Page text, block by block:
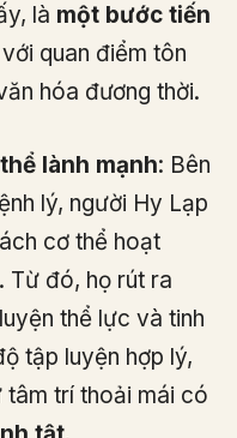
là một bước tiến
quan điểm tôn
hóa đương thời.
lành mạnh: Bên
lý, người Hy Lạp
cơ thể hoạt
Từ đó, họ rút ra
thể lực và tinh
tập luyện hợp lý,
tâm trí thoải mái có